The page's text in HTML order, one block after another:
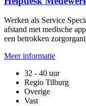
Werken als Service
afstand met medische
een betrokken
Meer informatie
32 - 40 uur
Regio Tilburg
Overige
Vast